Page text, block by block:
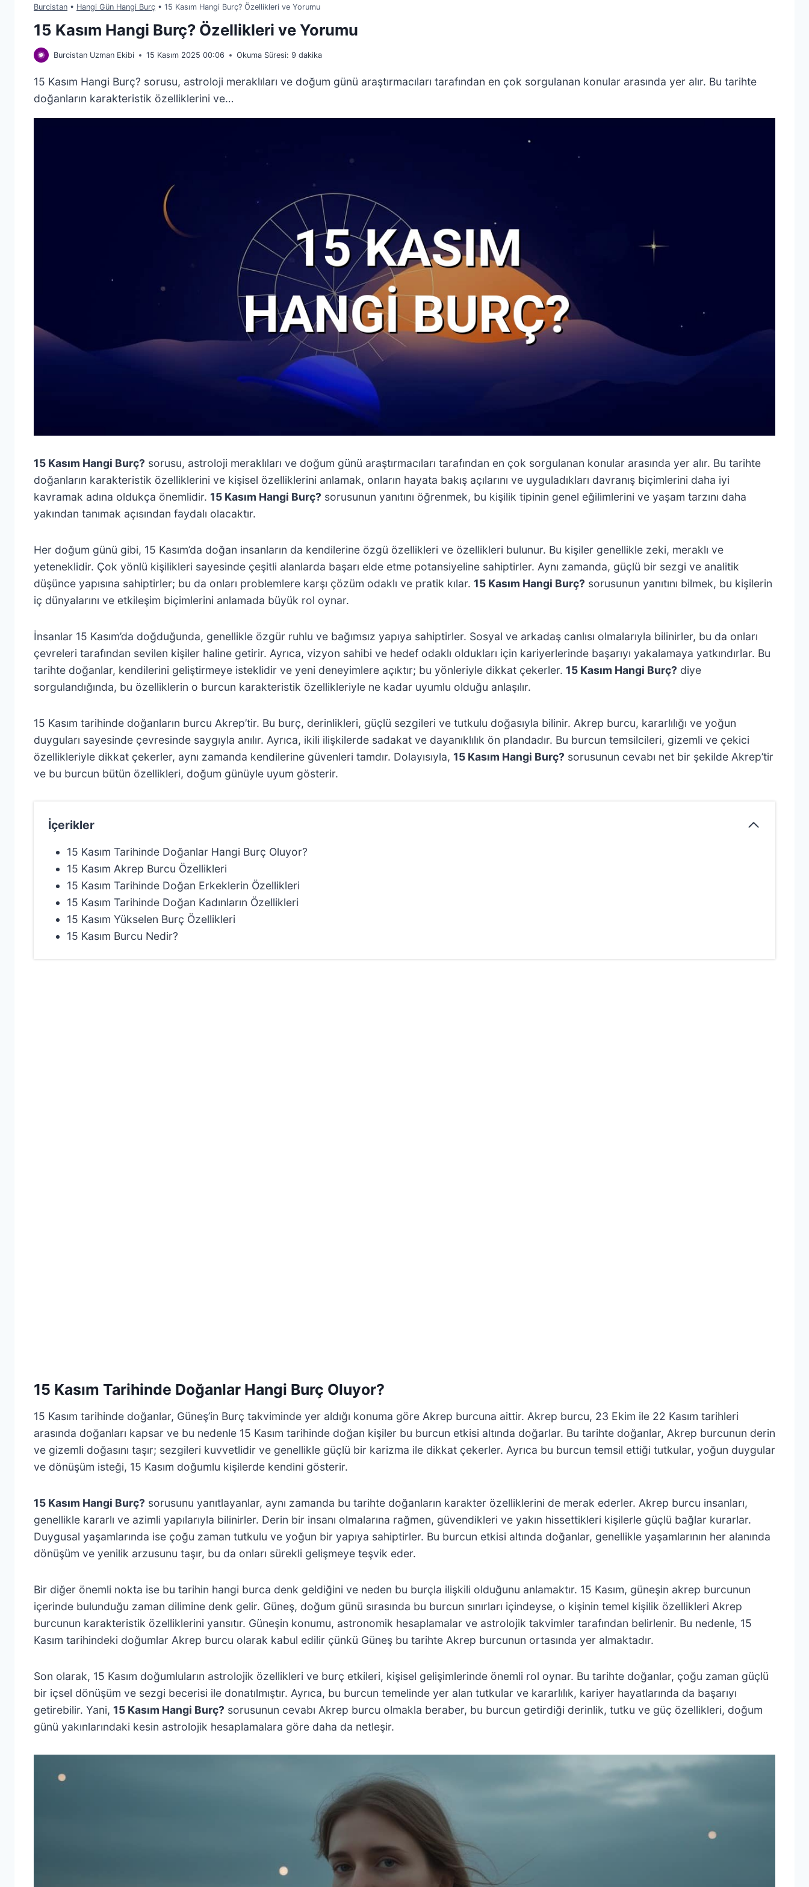
Burcistan • Hangi Gün Hangi Burç • 15 Kasım Hangi Burç? Özellikleri ve Yorumu
15 Kasım Hangi Burç? Özellikleri ve Yorumu
Burcistan Uzman Ekibi 15 Kasım 2025 00:06 Okuma Süresi: 9 dakika
15 Kasım Hangi Burç? sorusu, astroloji meraklıları ve doğum günü araştırmacıları tarafından en çok sorgulanan konular arasında yer alır. Bu tarihte
doğanların karakteristik özelliklerini ve…
15 Kasım Hangi Burç? sorusu, astroloji meraklıları ve doğum günü araştırmacıları tarafından en çok sorgulanan konular arasında yer alır. Bu tarihte
doğanların karakteristik özelliklerini ve kişisel özelliklerini anlamak, onların hayata bakış açılarını ve uyguladıkları davranış biçimlerini daha iyi
kavramak adına oldukça önemlidir. 15 Kasım Hangi Burç? sorusunun yanıtını öğrenmek, bu kişilik tipinin genel eğilimlerini ve yaşam tarzını daha
yakından tanımak açısından faydalı olacaktır.
Her doğum günü gibi, 15 Kasım’da doğan insanların da kendilerine özgü özellikleri ve özellikleri bulunur. Bu kişiler genellikle zeki, meraklı ve
yeteneklidir. Çok yönlü kişilikleri sayesinde çeşitli alanlarda başarı elde etme potansiyeline sahiptirler. Aynı zamanda, güçlü bir sezgi ve analitik
düşünce yapısına sahiptirler; bu da onları problemlere karşı çözüm odaklı ve pratik kılar. 15 Kasım Hangi Burç? sorusunun yanıtını bilmek, bu kişilerin
iç dünyalarını ve etkileşim biçimlerini anlamada büyük rol oynar.
İnsanlar 15 Kasım’da doğduğunda, genellikle özgür ruhlu ve bağımsız yapıya sahiptirler. Sosyal ve arkadaş canlısı olmalarıyla bilinirler, bu da onları
çevreleri tarafından sevilen kişiler haline getirir. Ayrıca, vizyon sahibi ve hedef odaklı oldukları için kariyerlerinde başarıyı yakalamaya yatkındırlar. Bu
tarihte doğanlar, kendilerini geliştirmeye isteklidir ve yeni deneyimlere açıktır; bu yönleriyle dikkat çekerler. 15 Kasım Hangi Burç? diye
sorgulandığında, bu özelliklerin o burcun karakteristik özellikleriyle ne kadar uyumlu olduğu anlaşılır.
15 Kasım tarihinde doğanların burcu Akrep’tir. Bu burç, derinlikleri, güçlü sezgileri ve tutkulu doğasıyla bilinir. Akrep burcu, kararlılığı ve yoğun
duyguları sayesinde çevresinde saygıyla anılır. Ayrıca, ikili ilişkilerde sadakat ve dayanıklılık ön plandadır. Bu burcun temsilcileri, gizemli ve çekici
özellikleriyle dikkat çekerler, aynı zamanda kendilerine güvenleri tamdır. Dolayısıyla, 15 Kasım Hangi Burç? sorusunun cevabı net bir şekilde Akrep’tir
ve bu burcun bütün özellikleri, doğum günüyle uyum gösterir.
İçerikler
15 Kasım Tarihinde Doğanlar Hangi Burç Oluyor?
15 Kasım Akrep Burcu Özellikleri
15 Kasım Tarihinde Doğan Erkeklerin Özellikleri
15 Kasım Tarihinde Doğan Kadınların Özellikleri
15 Kasım Yükselen Burç Özellikleri
15 Kasım Burcu Nedir?
15 Kasım Tarihinde Doğanlar Hangi Burç Oluyor?
15 Kasım tarihinde doğanlar, Güneş’in Burç takviminde yer aldığı konuma göre Akrep burcuna aittir. Akrep burcu, 23 Ekim ile 22 Kasım tarihleri
arasında doğanları kapsar ve bu nedenle 15 Kasım tarihinde doğan kişiler bu burcun etkisi altında doğarlar. Bu tarihte doğanlar, Akrep burcunun derin
ve gizemli doğasını taşır; sezgileri kuvvetlidir ve genellikle güçlü bir karizma ile dikkat çekerler. Ayrıca bu burcun temsil ettiği tutkular, yoğun duygular
ve dönüşüm isteği, 15 Kasım doğumlu kişilerde kendini gösterir.
15 Kasım Hangi Burç? sorusunu yanıtlayanlar, aynı zamanda bu tarihte doğanların karakter özelliklerini de merak ederler. Akrep burcu insanları,
genellikle kararlı ve azimli yapılarıyla bilinirler. Derin bir insanı olmalarına rağmen, güvendikleri ve yakın hissettikleri kişilerle güçlü bağlar kurarlar.
Duygusal yaşamlarında ise çoğu zaman tutkulu ve yoğun bir yapıya sahiptirler. Bu burcun etkisi altında doğanlar, genellikle yaşamlarının her alanında
dönüşüm ve yenilik arzusunu taşır, bu da onları sürekli gelişmeye teşvik eder.
Bir diğer önemli nokta ise bu tarihin hangi burca denk geldiğini ve neden bu burçla ilişkili olduğunu anlamaktır. 15 Kasım, güneşin akrep burcunun
içerinde bulunduğu zaman dilimine denk gelir. Güneş, doğum günü sırasında bu burcun sınırları içindeyse, o kişinin temel kişilik özellikleri Akrep
burcunun karakteristik özelliklerini yansıtır. Güneşin konumu, astronomik hesaplamalar ve astrolojik takvimler tarafından belirlenir. Bu nedenle, 15
Kasım tarihindeki doğumlar Akrep burcu olarak kabul edilir çünkü Güneş bu tarihte Akrep burcunun ortasında yer almaktadır.
Son olarak, 15 Kasım doğumluların astrolojik özellikleri ve burç etkileri, kişisel gelişimlerinde önemli rol oynar. Bu tarihte doğanlar, çoğu zaman güçlü
bir içsel dönüşüm ve sezgi becerisi ile donatılmıştır. Ayrıca, bu burcun temelinde yer alan tutkular ve kararlılık, kariyer hayatlarında da başarıyı
getirebilir. Yani, 15 Kasım Hangi Burç? sorusunun cevabı Akrep burcu olmakla beraber, bu burcun getirdiği derinlik, tutku ve güç özellikleri, doğum
günü yakınlarındaki kesin astrolojik hesaplamalara göre daha da netleşir.